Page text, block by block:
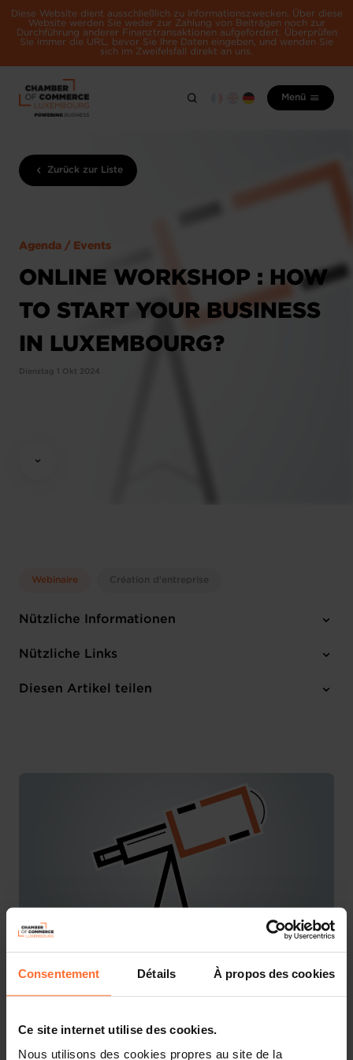
Consentement Détails À propos des cookies
Ce site internet utilise des cookies.
Nous utilisons des cookies propres au site de la
Diese Website dient ausschließlich zu Informationszwecken. Über diese
Website werden Sie weder zur Zahlung von Beiträgen noch zur
Durchführung anderer Finanztransaktionen aufgefordert. Überprüfen
Sie immer die URL, bevor Sie Ihre Daten eingeben, und wenden Sie
sich im Zweifelsfall direkt an uns.
Menü
Zurück zur Liste
Agenda / Events
ONLINE WORKSHOP : HOW
TO START YOUR BUSINESS
IN LUXEMBOURG?
Dienstag 1 Okt 2024
Webinaire Création d'entreprise
Nützliche Informationen
Dienstag 1 Okt 2024
Online Workshop
Nützliche Links
Anmelden
Diesen Artikel teilen
You are starting a business from scratch or buying an
point of contact for entrepreneurs.